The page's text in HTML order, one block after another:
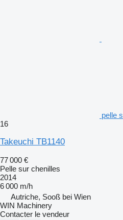
pelle
16
Takeuchi TB1140
77 000 €
Pelle sur chenilles
2014
6 000 m/h
Autriche, Sooß bei Wien
WIN Machinery
Contacter le vendeur